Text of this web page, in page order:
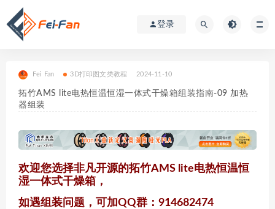
登录
Fei Fan 3D打印图文类教程 2024-11-10
拓竹AMS lite电热恒温恒湿一体式干燥箱组装指南-09 加热
器组装
欢迎您选择非凡开源的拓竹AMS lite电热恒温恒
湿一体式干燥箱，
如遇组装问题，可加QQ群：914682474